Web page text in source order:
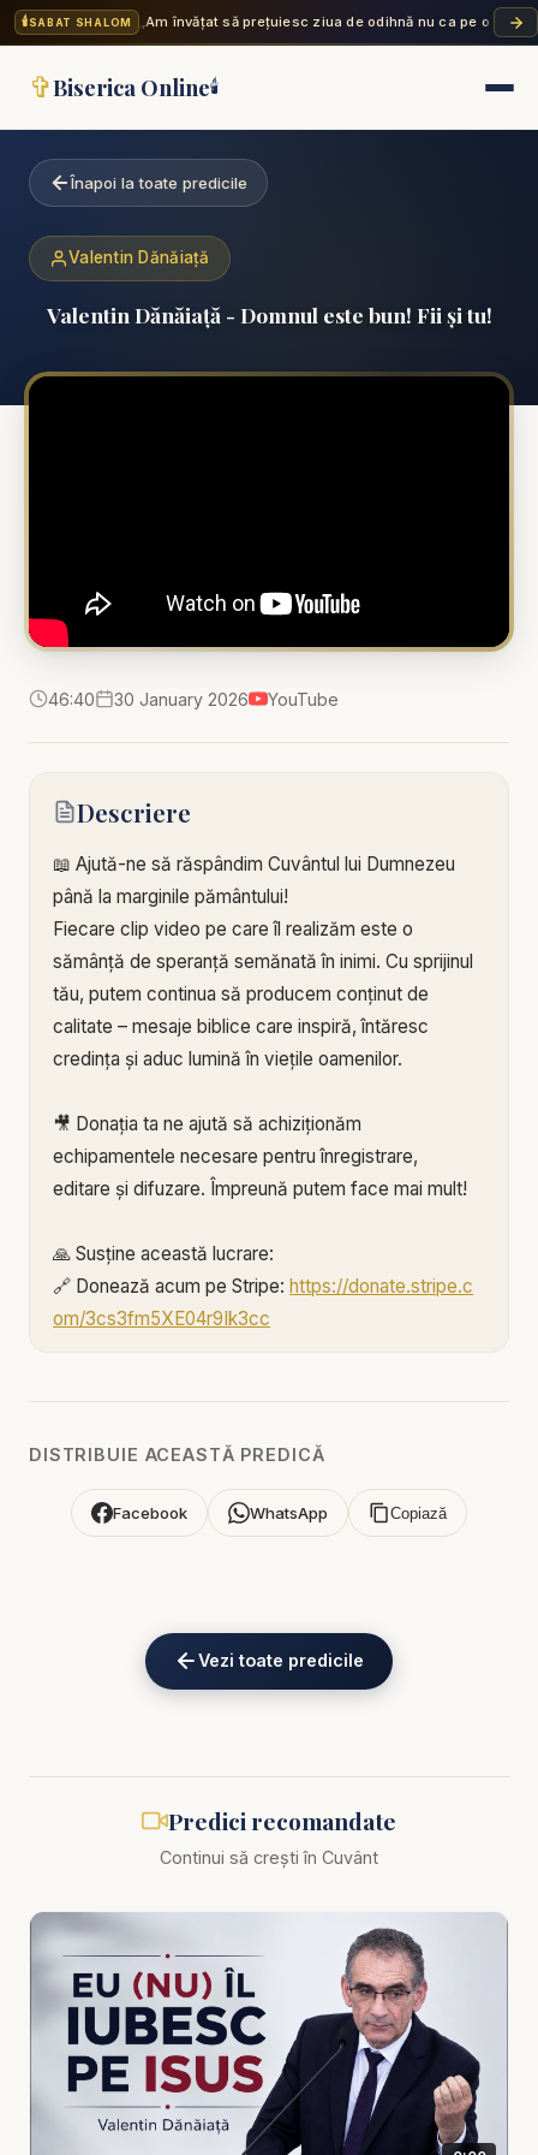
🕯️SABAT SHALOM „Am învățat să prețuiesc ziua de odihnă nu ca pe o
✞Biserica Online🕯️
Înapoi la toate predicile
Valentin Dănăiață
Valentin Dănăiață - Domnul este bun! Fii și tu!
46:40 30 January 2026 YouTube
Descriere
📖 Ajută-ne să răspândim Cuvântul lui Dumnezeu
până la marginile pământului!
Fiecare clip video pe care îl realizăm este o
sămânță de speranță semănată în inimi. Cu sprijinul
tău, putem continua să producem conținut de
calitate – mesaje biblice care inspiră, întăresc
credința și aduc lumină în viețile oamenilor.
🎥 Donația ta ne ajută să achiziționăm
echipamentele necesare pentru înregistrare,
editare și difuzare. Împreună putem face mai mult!
🙏 Susține această lucrare:
🔗 Donează acum pe Stripe:https://donate.stripe.c
om/3cs3fm5XE04r9Ik3cc
Mulțumim din inimă pentru că faci parte din
eKV82sp3xNBFw/join
Pastor Valentin Dănăiață - Domnul este bun! Fii și
tu! - predici creștine
iritați și grăbiți, bunătatea a ajuns aproape o
raritate. Nu pentru că ar fi imposibilă, ci pentru că e
„scumpă”: cere răbdare, cere stăpânire de sine,
cere să nu reacționezi imediat, cere să alegi
iubirea chiar când nu primești iubire. Și totuși,
tocmai bunătatea este una dintre cele mai
puternice mărturii ale credinței. Pentru că
DISTRIBUIE ACEASTĂ PREDICĂ
Facebook WhatsApp Copiază
Vezi toate predicile
Predici recomandate
Continui să crești în Cuvânt